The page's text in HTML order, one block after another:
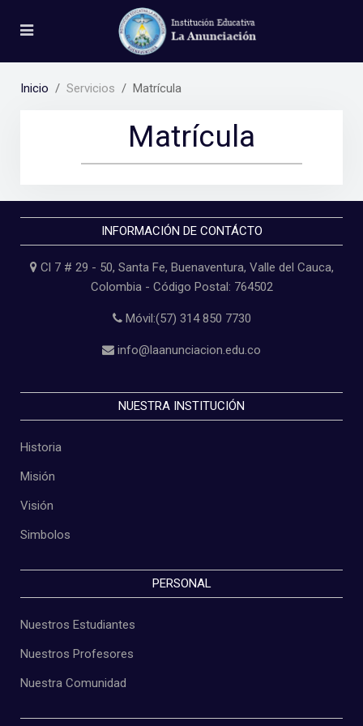
Inicio Servicios Matrícula
Matrícula
INFORMACIÓN DE CONTÁCTO
Cl 7 # 29 - 50, Santa Fe, Buenaventura, Valle del Cauca,
Colombia - Código Postal: 764502
Móvil:(57) 314 850 7730
info@laanunciacion.edu.co
NUESTRA INSTITUCIÓN
Historia
Misión
Visión
Simbolos
PERSONAL
Nuestros Estudiantes
Nuestros Profesores
Nuestra Comunidad